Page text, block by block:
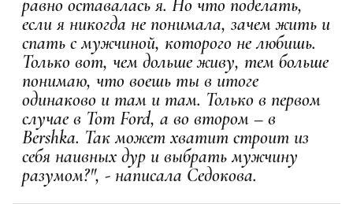
равно оставалась я. Но что поделать,
если я никогда не понимала, зачем жить и
спать с мужчиной, которого не любишь.
Только вот, чем дольше живу, тем больше
понимаю, что воешь ты в итоге
одинаково и там и там. Только в первом
случае в Tom Ford, а во втором – в
Bershka. Так может хватит строит из
себя наивных дур и выбрать мужчину
разумом?", - написала Седокова.